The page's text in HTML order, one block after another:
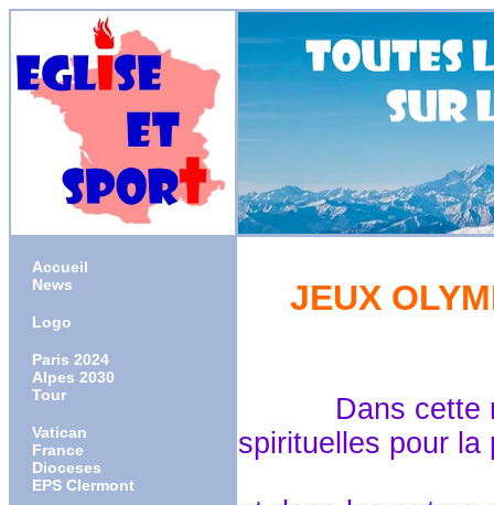
Accueil
News
Logo
Paris 2024
Alpes 2030
Tour
Vatican
France
Dioceses
EPS Clermont
JEUX
Dans cette
spirituelles pour la